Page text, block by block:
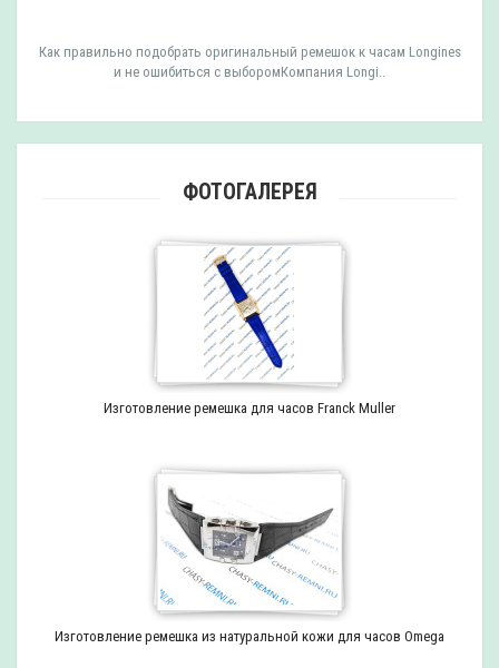
Как правильно подобрать оригинальный ремешок к часам Longines
и не ошибиться с выборомКомпания Longi..
ФОТОГАЛЕРЕЯ
Изготовление ремешка для часов Franck Muller
Изготовление ремешка из натуральной кожи для часов Omega